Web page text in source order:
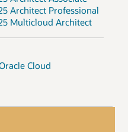
Architect Professional
Multicloud Architect
Cloud